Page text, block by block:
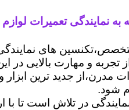
به نمایندگی تعمیرات
های
تجربه و مهارت بالایی در
مدرن،از جدید ترین
شود.
در تلاش است تا با